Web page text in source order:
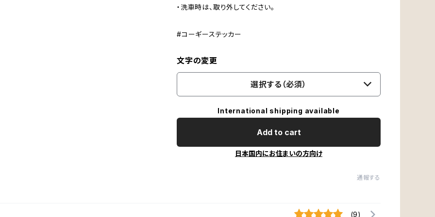
・洗車時は、取り外してください。
#コーギーステッカー
文字の変更
選択する（必須）
International shipping available
Add to cart
日本国内にお住まいの方向け
通報する
(9)